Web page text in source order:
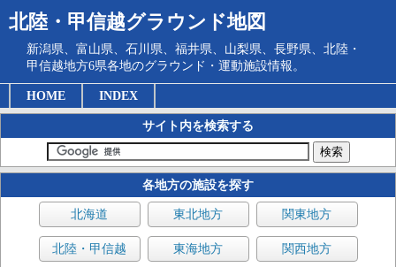
北陸・甲信越グラウンド地図
新潟県、富山県、石川県、福井県、山梨県、長野県、北陸・
甲信越地方6県各地のグラウンド・運動施設情報。
HOME INDEX
サイト内を検索する
各地方の施設を探す
北海道 東北地方 関東地方
北陸・甲信越 東海地方 関西地方